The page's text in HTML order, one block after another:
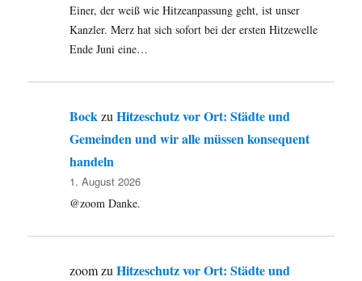
Einer, der weiß wie Hitzeanpassung geht, ist unser
Kanzler. Merz hat sich sofort bei der ersten Hitzewelle
Ende Juni eine…
BockzuHitzeschutz vor Ort: Städte und
Gemeinden und wir alle müssen konsequent
handeln
1. August 2026
@zoom Danke.
zoomzuHitzeschutz vor Ort: Städte und